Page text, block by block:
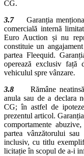
CG.
3.7
Garanția
comercială internă
Euro Auction și nu
constituie un
partea Fleequid.
operează exclusiv față
vehiculul spre vânzare.
3.8
Rămâne
anula sau de a declara
CG; în astfel de
prezentul articol.
comportamente
partea vânzătorului
inclusiv, cu titlu
licitație în scopul de a-i